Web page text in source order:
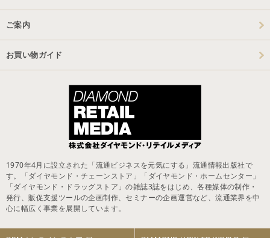
ご案内
お買い物ガイド
1970年4月に設立された「流通ビジネスを元気にする」流通情報出版社で
す。「ダイヤモンド・チェーンストア」「ダイヤモンド・ホームセンター」
「ダイヤモンド・ドラッグストア」の雑誌3誌をはじめ、各種媒体の制作・
発行、販促支援ツールの企画制作、セミナーの企画運営など、流通業界を中
心に幅広く事業を展開しています。